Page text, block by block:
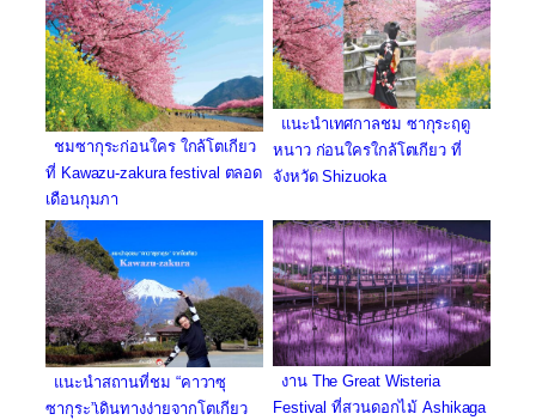
ชมซากุระก่อนใคร ใกล้โตเกียว
ที่ Kawazu-zakura festival ตลอด
เดือนกุมภา
แนะนำเทศกาลชม ซากุระฤดู
หนาว ก่อนใครใกล้โตเกียว ที่
จังหวัด Shizuoka
แนะนำสถานที่ชม “คาวาซุ
ซากุระ”เดินทางง่ายจากโตเกียว
งาน The Great Wisteria
Festival ที่สวนดอกไม้ Ashikaga